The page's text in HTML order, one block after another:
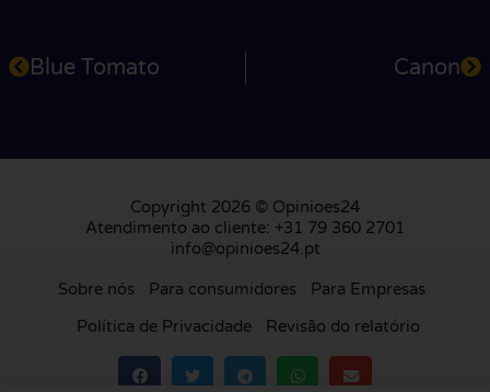
Blue Tomato Canon
Copyright 2026 © Opinioes24
Atendimento ao cliente: +31 79 360 2701
info@opinioes24.pt
Sobre nós Para consumidores
Para Empresas
Política de Privacidade
Revisão do relatório